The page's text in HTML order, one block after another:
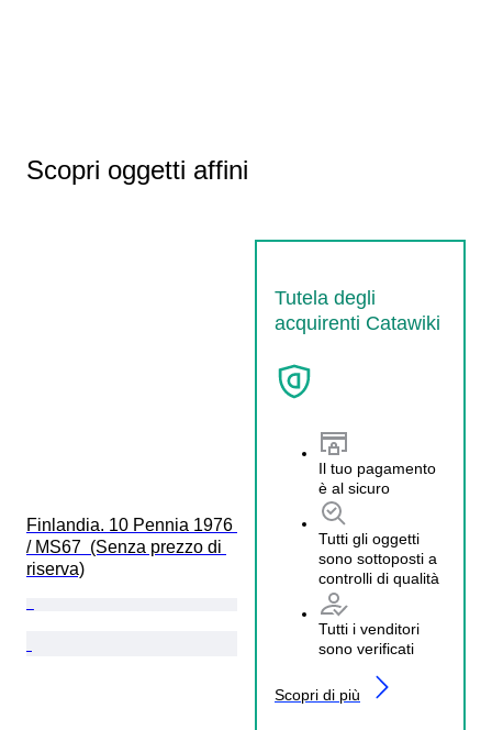
Scopri oggetti affini
Tutela degli
acquirenti Catawiki
Il tuo pagamento
è al sicuro
Tutti gli oggetti
sono sottoposti a
controlli di qualità
Tutti i venditori
sono verificati
Scopri di più
Finlandia. 10 Pennia 1976
/ MS67  (Senza prezzo di
riserva)